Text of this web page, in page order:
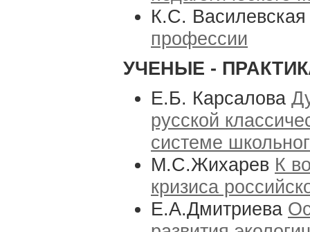
К.С.
профессии
УЧЕНЫЕ -
Е.Б. Карсалова
русской
системе
М.С.Жихарев К
кризиса
Е.А.Дмитриева